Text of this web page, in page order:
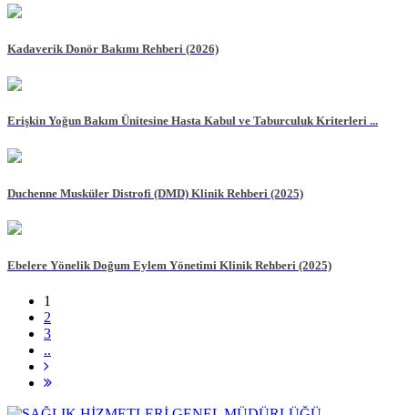
Kadaverik Donör Bakımı Rehberi (2026)
Erişkin Yoğun Bakım Ünitesine Hasta Kabul ve Taburculuk Kriterleri ...
Duchenne Musküler Distrofi (DMD) Klinik Rehberi (2025)
Ebelere Yönelik Doğum Eylem Yönetimi Klinik Rehberi (2025)
1
2
3
..